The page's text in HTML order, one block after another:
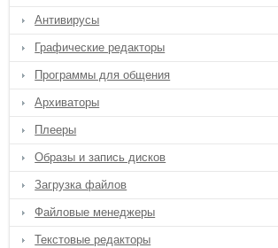
Антивирусы
Графические редакторы
Программы для общения
Архиваторы
Плееры
Образы и запись дисков
Загрузка файлов
Файловые менеджеры
Текстовые редакторы